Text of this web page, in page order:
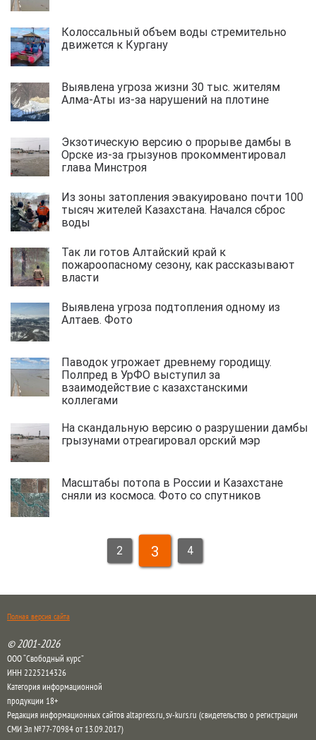
Колоссальный объем воды стремительно
движется к Кургану
Выявлена угроза жизни 30 тыс. жителям
Алма-Аты из-за нарушений на плотине
Экзотическую версию о прорыве дамбы в
Орске из-за грызунов прокомментировал
глава Минстроя
Из зоны затопления эвакуировано почти 100
тысяч жителей Казахстана. Начался сброс
воды
Так ли готов Алтайский край к
пожароопасному сезону, как рассказывают
власти
Выявлена угроза подтопления одному из
Алтаев. Фото
Паводок угрожает древнему городищу.
Полпред в УрФО выступил за
взаимодействие с казахстанскими
коллегами
На скандальную версию о разрушении дамбы
грызунами отреагировал орский мэр
Масштабы потопа в России и Казахстане
сняли из космоса. Фото со спутников
2 3 4
Полная версия сайта
© 2001-2026
ООО “Свободный курс”
ИНН 2225214326
Категория информационной
продукции 18+
Редакция информационных сайтов altapress.ru, sv-kurs.ru (свидетельство о регистрации
СМИ Эл №77-70984 от 13.09.2017)